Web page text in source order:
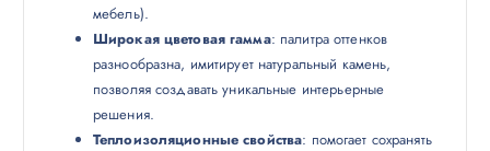
мебель).
Широкая цветовая гамма: палитра оттенков
разнообразна, имитирует натуральный камень,
позволяя создавать уникальные интерьерные
решения.
Теплоизоляционные свойства: помогает сохранять